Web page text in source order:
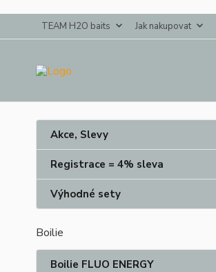
TEAM H2O baits Jak nakupovat
Akce, Slevy
Registrace = 4% sleva
Výhodné sety
Boilie
Boilie FLUO ENERGY